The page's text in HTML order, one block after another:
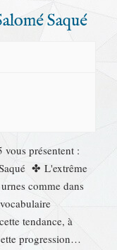
Saqué
présentent :
✤ L'extrême
comme dans
tendance, à
progression…